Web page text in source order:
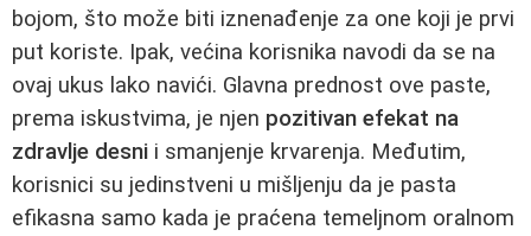
bojom, što može biti iznenađenje za one koji je prvi
put koriste. Ipak, većina korisnika navodi da se na
ovaj ukus lako navići. Glavna prednost ove paste,
prema iskustvima, je njen pozitivan efekat na
zdravlje desni i smanjenje krvarenja. Međutim,
korisnici su jedinstveni u mišljenju da je pasta
efikasna samo kada je praćena temeljnom oralnom